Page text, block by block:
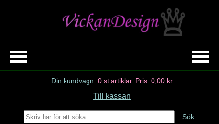
Din kundvagn: 0 st artiklar. Pris: 0,00 kr
Till kassan
Sök